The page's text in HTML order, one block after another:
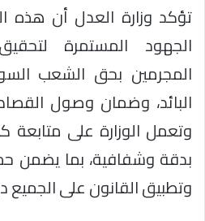
تؤكد وزارة العدل أن هذه
الجهود المستمرة
المجرمين بحق الشعب
البائد، وضمان وصول
وتعمل الوزارة على متابعة
بدقة وشفافية، بما يضمن
وتطبيق القانون على الجميع